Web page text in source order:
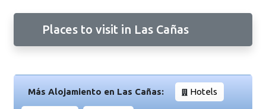
Places to visit in Las Cañas
Más Alojamiento en Las Cañas: Hotels